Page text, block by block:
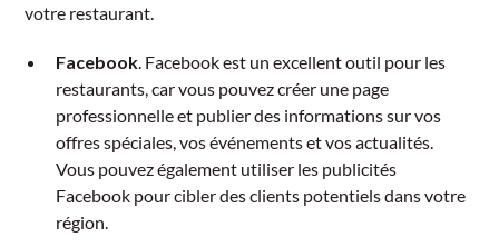
votre restaurant.
Facebook . Facebook est un excellent outil pour les
restaurants, car vous pouvez créer une page
professionnelle et publier des informations sur vos
offres spéciales, vos événements et vos actualités.
Vous pouvez également utiliser les publicités
Facebook pour cibler des clients potentiels dans votre
région.